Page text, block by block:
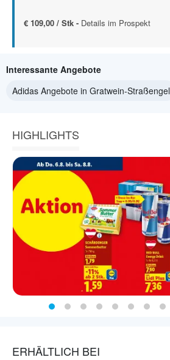
€ 109,00 / Stk - Details im Prospekt
Interessante Angebote
Adidas Angebote in Gratwein-Straßengel
HIGHLIGHTS
ERHÄLTLICH BEI